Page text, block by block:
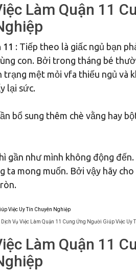
Làm Quận 11
11 : Tiếp theo là giấc ngủ bạn
con. Bởi trong tháng bé
mệt mỏi vfa thiếu ngủ và
lại sức.
bổ sung thêm chè vằng hay
gần như mình không động
ta mong muốn. Bởi vậy hãy
Dịch Vụ Việc Làm Quận 11 Cung Ứng Người Giúp Việc Uy
Làm Quận 11